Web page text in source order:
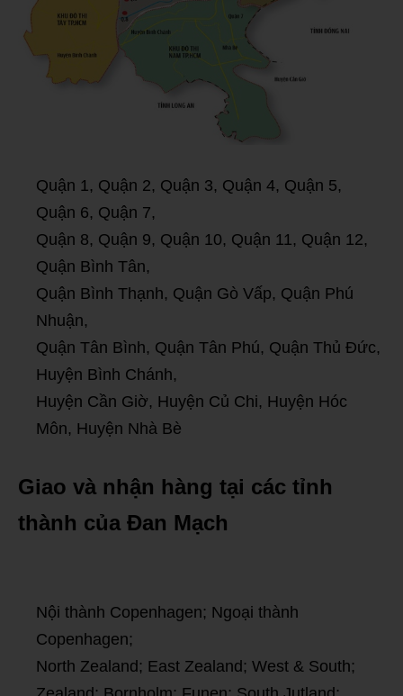
Quận 1, Quận 2, Quận 3, Quận 4, Quận 5,
Quận 6, Quận 7,
Quận 8, Quận 9, Quận 10, Quận 11, Quận 12,
Quận Bình Tân,
Quận Bình Thạnh, Quận Gò Vấp, Quận Phú
Nhuận,
Quận Tân Bình, Quận Tân Phú, Quận Thủ Đức,
Huyện Bình Chánh,
Huyện Cần Giờ, Huyện Củ Chi, Huyện Hóc
Môn, Huyện Nhà Bè
Giao và nhận hàng tại các tỉnh
thành của Đan Mạch
Nội thành Copenhagen; Ngoại thành
Copenhagen;
North Zealand; East Zealand; West & South;